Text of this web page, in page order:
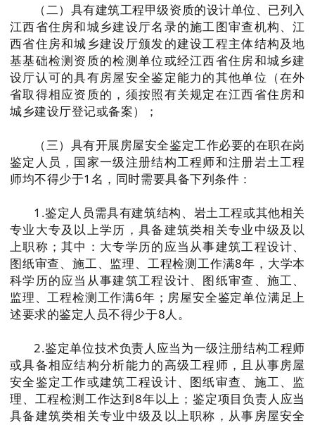
（二）具有建筑工程甲级资质的设计单位、已列入
江西省住房和城乡建设厅名录的施工图审查机构、江
西省住房和城乡建设厅颁发的建设工程主体结构及地
基基础检测资质的检测单位或经江西省住房和城乡建
设厅认可的具有房屋安全鉴定能力的其他单位（在外
省取得相应资质的，须按照有关规定在江西省住房和
城乡建设厅登记或备案）；
（三）具有开展房屋安全鉴定工作必要的在职在岗
鉴定人员，国家一级注册结构工程师和注册岩土工程
师均不得少于1名，同时需要具备下列条件：
1.鉴定人员需具有建筑结构、岩土工程或其他相关
专业大专及以上学历，具备建筑类相关专业中级及以
上职称；其中：大专学历的应当从事建筑工程设计、
图纸审查、施工、监理、工程检测工作满8年，大学本
科学历的应当从事建筑工程设计、图纸审查、施工、
监理、工程检测工作满6年；房屋安全鉴定单位满足上
述要求的鉴定人员不得少于8人。
2.鉴定单位技术负责人应当为一级注册结构工程师
或具备相应结构分析能力的高级工程师，且从事房屋
安全鉴定工作或建筑工程设计、图纸审查、施工、监
理、工程检测工作达到8年以上；鉴定项目负责人应当
具备建筑类相关专业中级及以上职称，从事房屋安全